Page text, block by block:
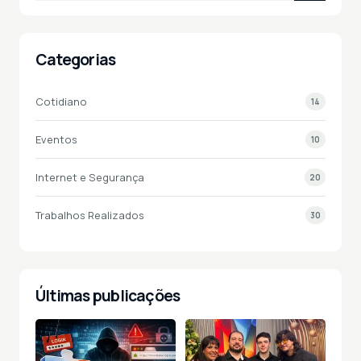
Categorias
Cotidiano 14
Eventos 10
Internet e Segurança 20
Trabalhos Realizados 30
Últimas publicações